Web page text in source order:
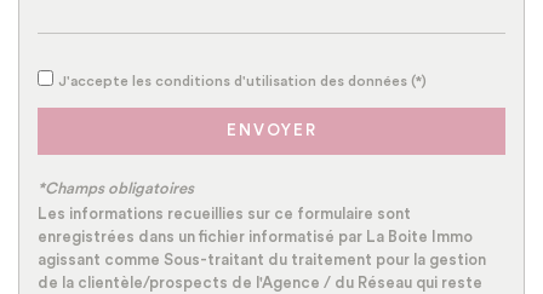
Taxe foncière
Habitants de moins de 25 ans
Habitants de plus de 55 ans
Nombre d'enfants par famille
Familles sans enfant 37,43 %
J'accepte les conditions d'utilisation des données (*)
ENVOYER
*Champs obligatoires
Les informations recueillies sur ce formulaire sont
enregistrées dans un fichier informatisé par La Boite Immo
agissant comme Sous-traitant du traitement pour la gestion
de la clientèle/prospects de l'Agence / du Réseau qui reste